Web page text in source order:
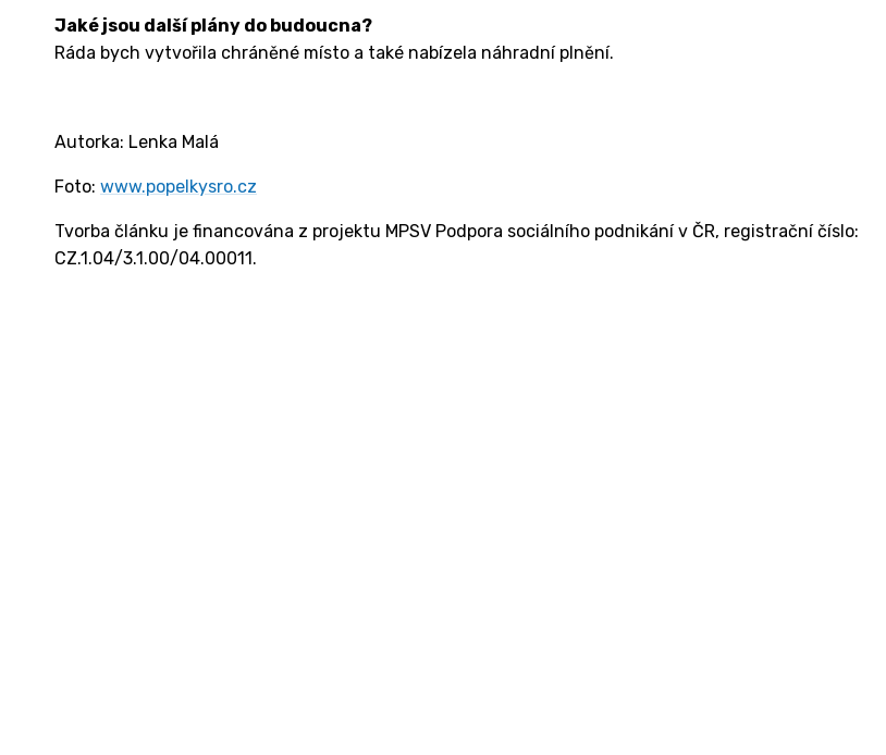
Jaké jsou další plány do budoucna?
Ráda bych vytvořila chráněné místo a také nabízela náhradní plnění.
Autorka: Lenka Malá
Foto: www.popelkysro.cz
Tvorba článku je financována z projektu MPSV Podpora sociálního podnikání v ČR, registrační číslo:
CZ.1.04/3.1.00/04.00011.